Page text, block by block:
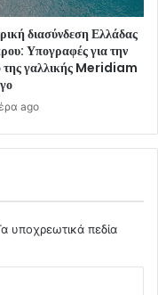
διασύνδεση Ελλάδας
Υπογραφές για την
της γαλλικής Meridiam
ago
υποχρεωτικά πεδία